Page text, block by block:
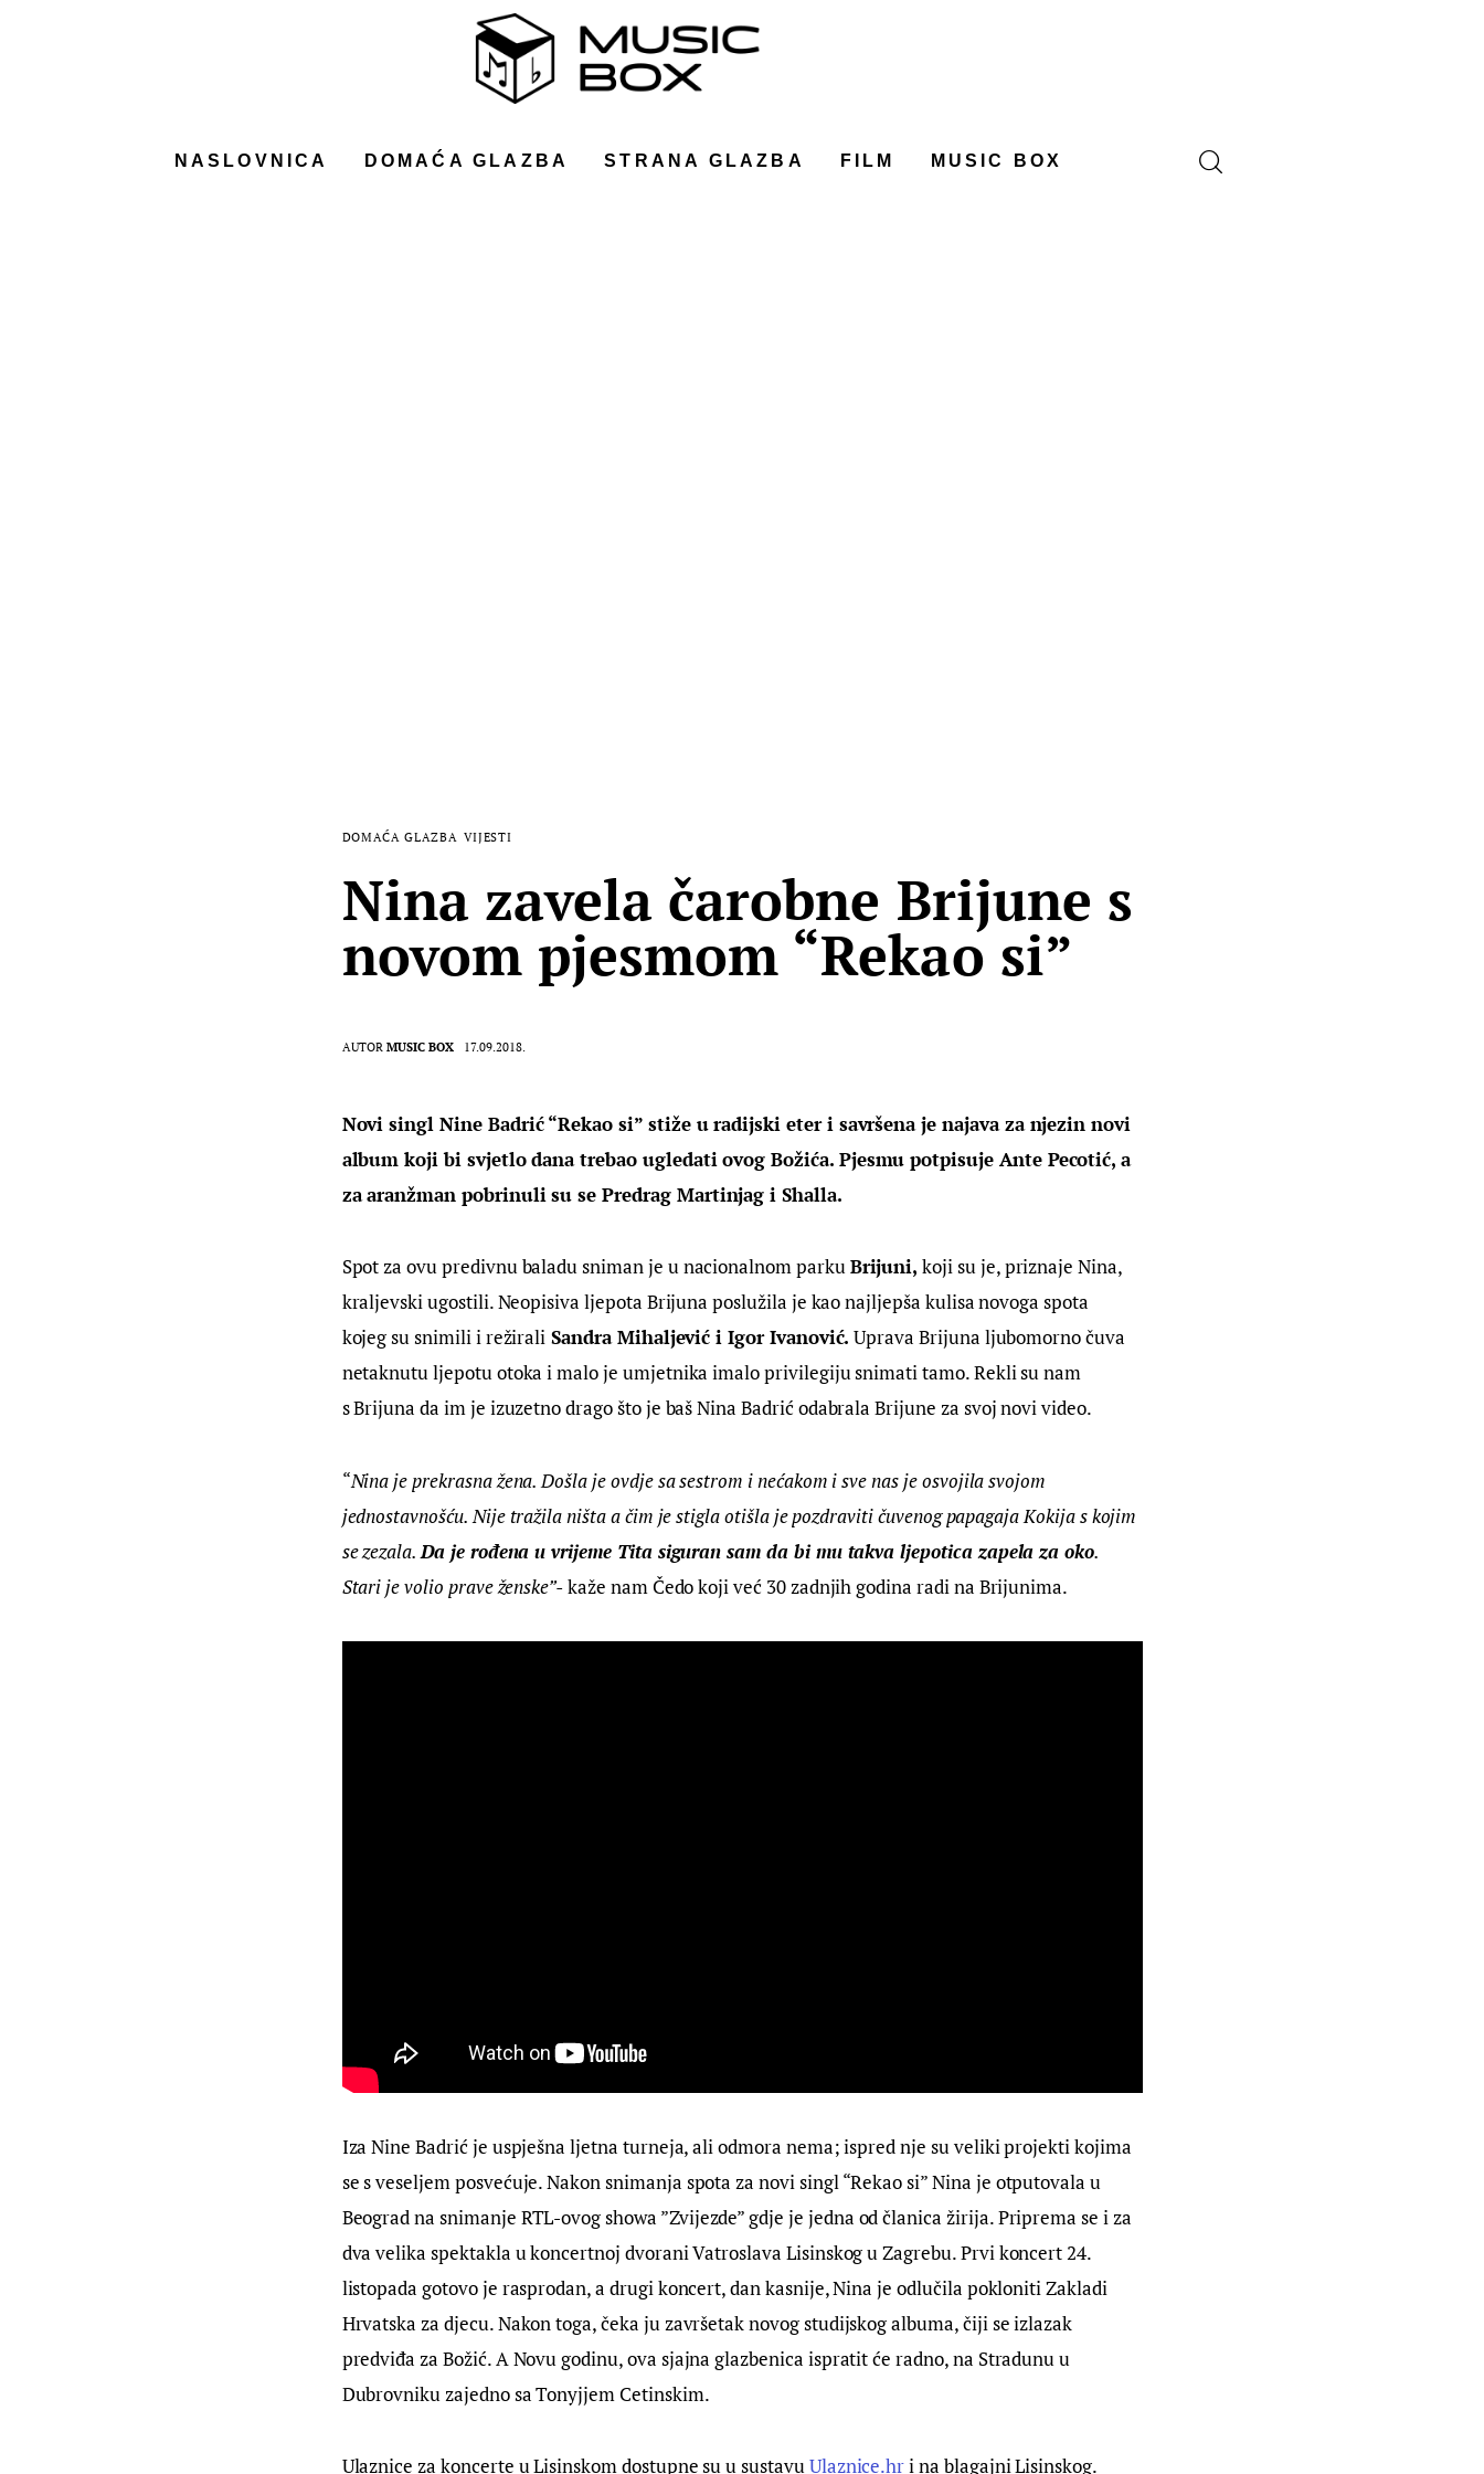
NASLOVNICA DOMAĆA GLAZBA STRANA GLAZBA FILM MUSIC BOX
DOMAĆA GLAZBA VIJESTI
Nina zavela čarobne Brijune s
novom pjesmom “Rekao si”
AUTOR MUSIC BOX 17.09.2018.
Novi singl Nine Badrić “Rekao si” stiže u radijski eter i savršena je najava za njezin novi
album koji bi svjetlo dana trebao ugledati ovog Božića. Pjesmu potpisuje Ante Pecotić, a
za aranžman pobrinuli su se Predrag Martinjag i Shalla.
Spot za ovu predivnu baladu sniman je u nacionalnom parku Brijuni, koji su je, priznaje Nina,
kraljevski ugostili. Neopisiva ljepota Brijuna poslužila je kao najljepša kulisa novoga spota
kojeg su snimili i režirali Sandra Mihaljević i Igor Ivanović. Uprava Brijuna ljubomorno čuva
netaknutu ljepotu otoka i malo je umjetnika imalo privilegiju snimati tamo. Rekli su nam
s Brijuna da im je izuzetno drago što je baš Nina Badrić odabrala Brijune za svoj novi video.
“Nina je prekrasna žena. Došla je ovdje sa sestrom i nećakom i sve nas je osvojila svojom
jednostavnošću. Nije tražila ništa a čim je stigla otišla je pozdraviti čuvenog papagaja Kokija s kojim
se zezala. Da je rođena u vrijeme Tita siguran sam da bi mu takva ljepotica zapela za oko.
Stari je volio prave ženske”- kaže nam Čedo koji već 30 zadnjih godina radi na Brijunima.
Iza Nine Badrić je uspješna ljetna turneja, ali odmora nema; ispred nje su veliki projekti kojima
se s veseljem posvećuje. Nakon snimanja spota za novi singl “Rekao si” Nina je otputovala u
Beograd na snimanje RTL-ovog showa ”Zvijezde” gdje je jedna od članica žirija. Priprema se i za
dva velika spektakla u koncertnoj dvorani Vatroslava Lisinskog u Zagrebu. Prvi koncert 24.
listopada gotovo je rasprodan, a drugi koncert, dan kasnije, Nina je odlučila pokloniti Zakladi
Hrvatska za djecu. Nakon toga, čeka ju završetak novog studijskog albuma, čiji se izlazak
predviđa za Božić. A Novu godinu, ova sjajna glazbenica ispratit će radno, na Stradunu u
Dubrovniku zajedno sa Tonyjjem Cetinskim.
Ulaznice za koncerte u Lisinskom dostupne su u sustavu Ulaznice.hr i na blagajni Lisinskog.